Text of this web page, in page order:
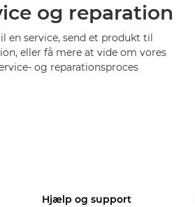
og reparation
en service, send et produkt til
eller få mere at vide om vores
og reparationsproces
Hjælp og support